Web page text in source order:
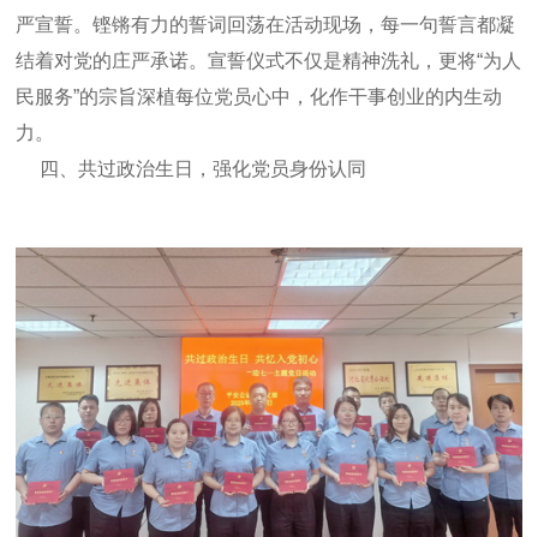
严宣誓。铿锵有力的誓词回荡在活动现场，每一句誓言都凝
结着对党的庄严承诺。宣誓仪式不仅是精神洗礼，更将“为人
民服务”的宗旨深植每位党员心中，化作干事创业的内生动
力。
四、共过政治生日，强化党员身份认同